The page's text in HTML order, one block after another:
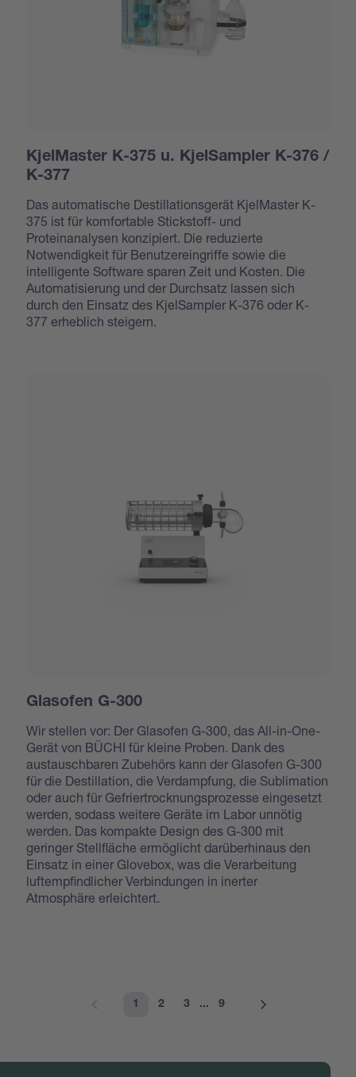
KjelMaster K-375 u. KjelSampler K-376 /
K-377
Das automatische Destillationsgerät KjelMaster K-
375 ist für komfortable Stickstoff- und
Proteinanalysen konzipiert. Die reduzierte
Notwendigkeit für Benutzereingriffe sowie die
intelligente Software sparen Zeit und Kosten. Die
Automatisierung und der Durchsatz lassen sich
durch den Einsatz des KjelSampler K-376 oder K-
377 erheblich steigern.
Glasofen G-300
Wir stellen vor: Der Glasofen G-300, das All-in-One-
Gerät von BÜCHI für kleine Proben. Dank des
austauschbaren Zubehörs kann der Glasofen G-300
für die Destillation, die Verdampfung, die Sublimation
oder auch für Gefriertrocknungsprozesse eingesetzt
werden, sodass weitere Geräte im Labor unnötig
werden. Das kompakte Design des G-300 mit
geringer Stellfläche ermöglicht darüberhinaus den
Einsatz in einer Glovebox, was die Verarbeitung
luftempfindlicher Verbindungen in inerter
Atmosphäre erleichtert.
1 2 3 ... 9